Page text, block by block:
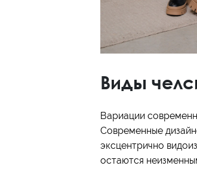
Виды
Вариации
Современные
эксцентрично
остаются